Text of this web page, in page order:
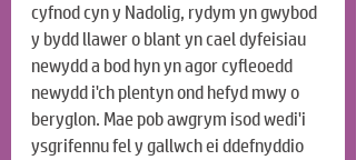
cyfnod cyn y Nadolig, rydym yn gwybod
y bydd llawer o blant yn cael dyfeisiau
newydd a bod hyn yn agor cyfleoedd
newydd i'ch plentyn ond hefyd mwy o
beryglon. Mae pob awgrym isod wedi'i
ysgrifennu fel y gallwch ei ddefnyddio